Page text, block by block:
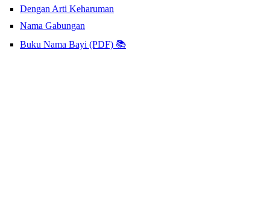
Dengan Arti Keharuman
Nama Gabungan
Buku Nama Bayi (PDF) 📚